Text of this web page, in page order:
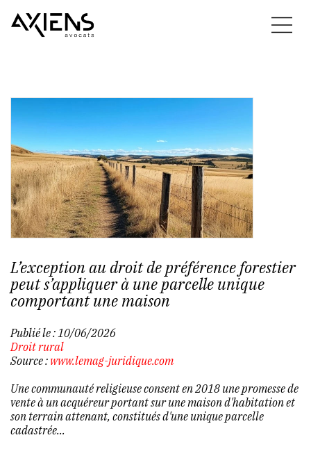
L’exception au droit de préférence forestier
peut s’appliquer à une parcelle unique
comportant une maison
Publié le : 10/06/2026
Droit rural
Source : www.lemag-juridique.com
Une communauté religieuse consent en 2018 une promesse de
vente à un acquéreur portant sur une maison d'habitation et
son terrain attenant, constitués d'une unique parcelle
cadastrée...